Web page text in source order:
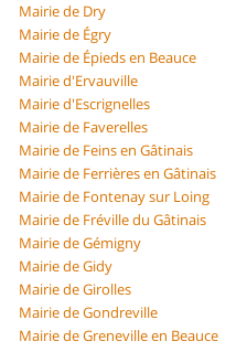
Mairie de Dry
Mairie de Égry
Mairie de Épieds en Beauce
Mairie d'Ervauville
Mairie d'Escrignelles
Mairie de Faverelles
Mairie de Feins en Gâtinais
Mairie de Ferrières en Gâtinais
Mairie de Fontenay sur Loing
Mairie de Fréville du Gâtinais
Mairie de Gémigny
Mairie de Gidy
Mairie de Girolles
Mairie de Gondreville
Mairie de Greneville en Beauce